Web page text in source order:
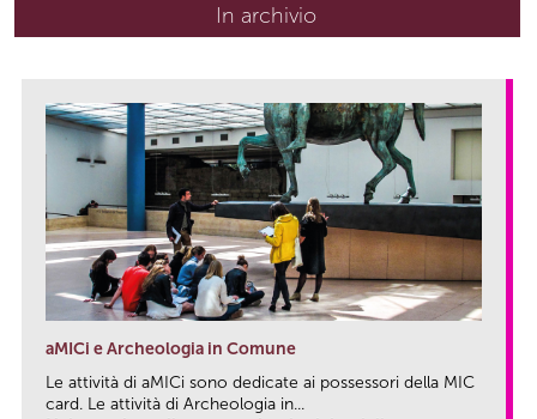
In archivio
aMICi e Archeologia in Comune
Le attività di aMICi sono dedicate ai possessori della MIC
card. Le attività di Archeologia in...